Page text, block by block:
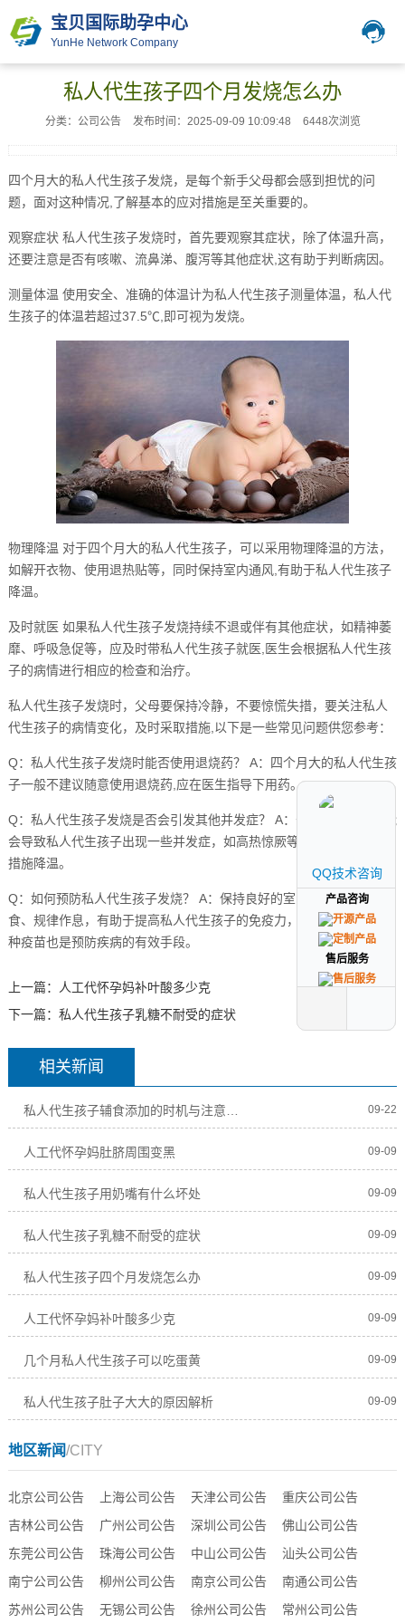
宝贝国际助孕中心
YunHe Network Company
私人代生孩子四个月发烧怎么办
分类：公司公告 发布时间：2025-09-09 10:09:48 6448次浏览
四个月大的私人代生孩子发烧，是每个新手父母都会感到担忧的问
题，面对这种情况,了解基本的应对措施是至关重要的。
观察症状 私人代生孩子发烧时，首先要观察其症状，除了体温升高，
还要注意是否有咳嗽、流鼻涕、腹泻等其他症状,这有助于判断病因。
测量体温 使用安全、准确的体温计为私人代生孩子测量体温，私人代
生孩子的体温若超过37.5℃,即可视为发烧。
物理降温 对于四个月大的私人代生孩子，可以采用物理降温的方法，
如解开衣物、使用退热贴等，同时保持室内通风,有助于私人代生孩子
降温。
及时就医 如果私人代生孩子发烧持续不退或伴有其他症状，如精神萎
靡、呼吸急促等，应及时带私人代生孩子就医,医生会根据私人代生孩
子的病情进行相应的检查和治疗。
私人代生孩子发烧时，父母要保持冷静，不要惊慌失措，要关注私人
代生孩子的病情变化，及时采取措施,以下是一些常见问题供您参考：
Q：私人代生孩子发烧时能否使用退烧药？ A：四个月大的私人代生孩
子一般不建议随意使用退烧药,应在医生指导下用药。
Q：私人代生孩子发烧是否会引发其他并发症？ A：长时间的高烧可能
会导致私人代生孩子出现一些并发症，如高热惊厥等,因此应及时采取
措施降温。
Q：如何预防私人代生孩子发烧？ A：保持良好的室内环境、合理饮
食、规律作息，有助于提高私人代生孩子的免疫力，预防发烧,定期接
种疫苗也是预防疾病的有效手段。
上一篇：
人工代怀孕妈补叶酸多少克
下一篇： 私人代生孩子乳糖不耐受的症状
相关新闻
09-22
人工代怀孕妈肚脐周围变黑 09-09
私人代生孩子用奶嘴有什么坏处 09-09
私人代生孩子乳糖不耐受的症状 09-09
私人代生孩子四个月发烧怎么办 09-09
人工代怀孕妈补叶酸多少克 09-09
几个月私人代生孩子可以吃蛋黄 09-09
私人代生孩子肚子大大的原因解析 09-09
地区新闻/CITY
北京公司公告 上海公司公告 天津公司公告
重庆公司公告
吉林公司公告
广州公司公告 深圳公司公告
佛山公司公告
东莞公司公告
珠海公司公告 中山公司公告
汕头公司公告
南宁公司公告
柳州公司公告 南京公司公告
南通公司公告
苏州公司公告
无锡公司公告 徐州公司公告 常州公司公告
QQ技术咨询
产品咨询
售后服务
QQ技术咨询
产品咨询
售后服务